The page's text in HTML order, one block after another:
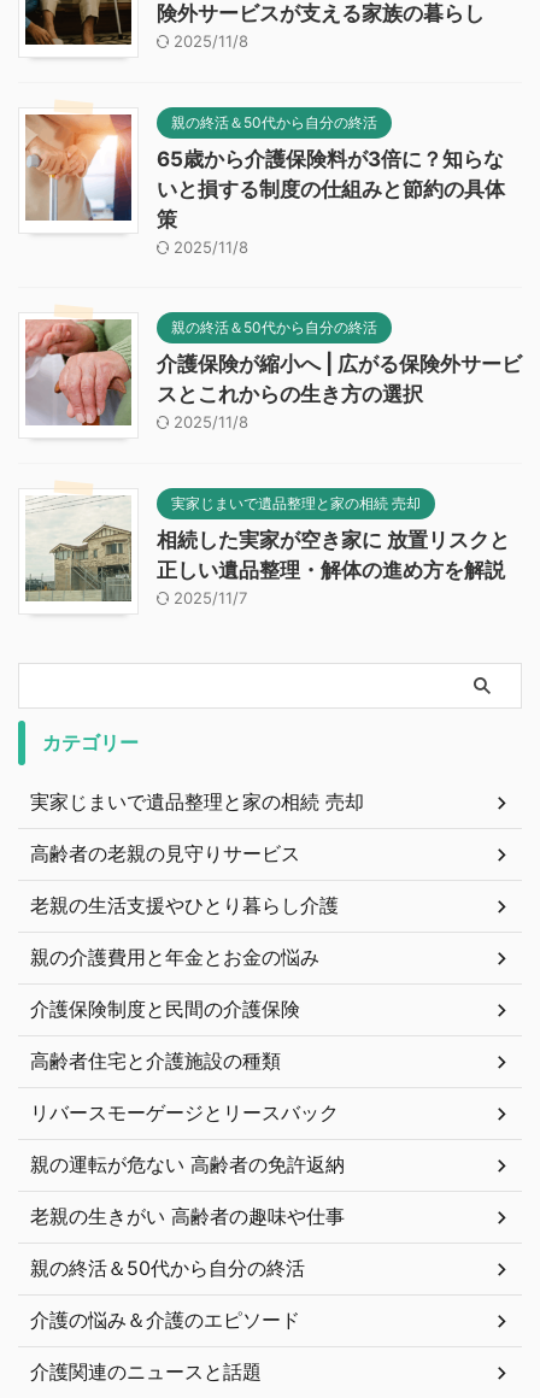
険外サービスが支える家族の暮らし
2025/11/8
親の終活＆50代から自分の終活
65歳から介護保険料が3倍に？知らな
いと損する制度の仕組みと節約の具体
策
2025/11/8
親の終活＆50代から自分の終活
介護保険が縮小へ | 広がる保険外サービ
スとこれからの生き方の選択
2025/11/8
実家じまいで遺品整理と家の相続 売却
相続した実家が空き家に 放置リスクと
正しい遺品整理・解体の進め方を解説
2025/11/7
カテゴリー
実家じまいで遺品整理と家の相続 売却
高齢者の老親の見守りサービス
老親の生活支援やひとり暮らし介護
親の介護費用と年金とお金の悩み
介護保険制度と民間の介護保険
高齢者住宅と介護施設の種類
リバースモーゲージとリースバック
親の運転が危ない 高齢者の免許返納
老親の生きがい 高齢者の趣味や仕事
親の終活＆50代から自分の終活
介護の悩み＆介護のエピソード
介護関連のニュースと話題